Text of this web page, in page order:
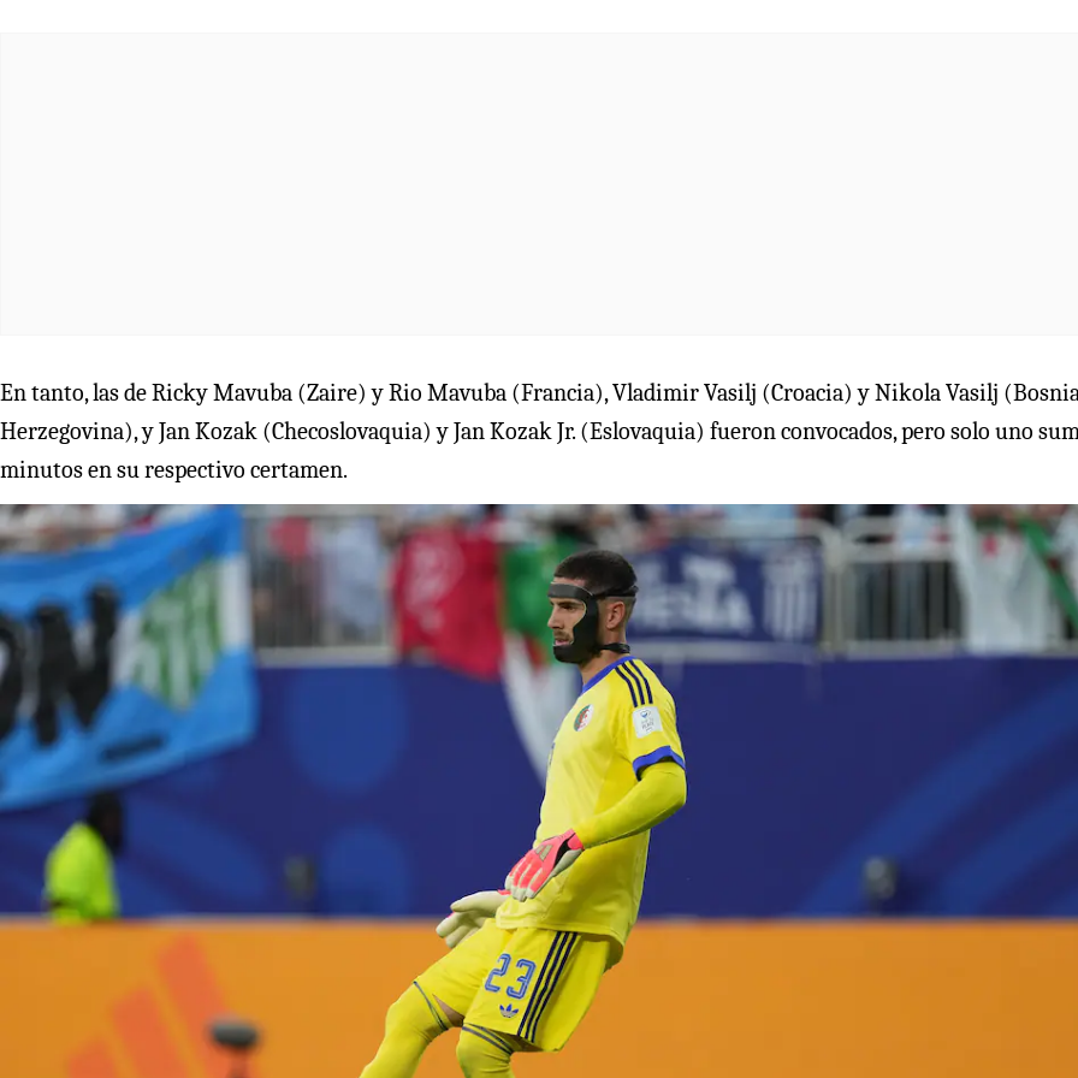
En tanto, las de Ricky Mavuba (Zaire) y Rio Mavuba (Francia), Vladimir Vasilj (Croacia) y Nikola Vasilj
Herzegovina), y Jan Kozak (Checoslovaquia) y Jan Kozak Jr. (Eslovaquia) fueron convocados, pero solo uno
minutos en su respectivo certamen.